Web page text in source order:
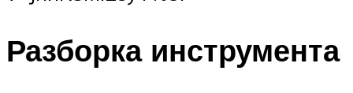
Разборка инструмента